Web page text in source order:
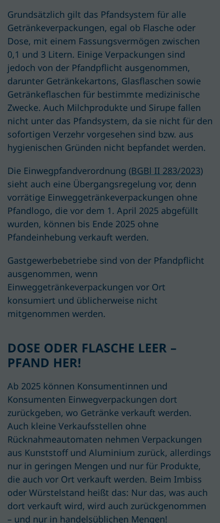
Grundsätzlich gilt das Pfandsystem für alle
Getränkeverpackungen, egal ob Flasche oder
Dose, mit einem Fassungsvermögen zwischen
0,1 und 3 Litern. Einige Verpackungen sind
jedoch von der Pfandpflicht ausgenommen,
darunter Getränkekartons, Glasflaschen sowie
Getränkeflaschen für bestimmte medizinische
Zwecke. Auch Milchprodukte und Sirupe fallen
nicht unter das Pfandsystem, da sie nicht für den
sofortigen Verzehr vorgesehen sind bzw. aus
hygienischen Gründen nicht bepfandet werden.
Die Einwegpfandverordnung (BGBl II 283/2023)
sieht auch eine Übergangsregelung vor, denn
vorrätige Einweggetränkeverpackungen ohne
Pfandlogo, die vor dem 1. April 2025 abgefüllt
wurden, können bis Ende 2025 ohne
Pfandeinhebung verkauft werden.
Gastgewerbebetriebe sind von der Pfandpflicht
ausgenommen, wenn
Einweggetränkeverpackungen vor Ort
konsumiert und üblicherweise nicht
mitgenommen werden.
DOSE ODER FLASCHE LEER –
PFAND HER!
Ab 2025 können Konsumentinnen und
Konsumenten Einwegverpackungen dort
zurückgeben, wo Getränke verkauft werden.
Auch kleine Verkaufsstellen ohne
Rücknahmeautomaten nehmen Verpackungen
aus Kunststoff und Aluminium zurück, allerdings
nur in geringen Mengen und nur für Produkte,
die auch vor Ort verkauft werden. Beim Imbiss
oder Würstelstand heißt das: Nur das, was auch
dort verkauft wird, wird auch zurückgenommen
– und nur in handelsüblichen Mengen!